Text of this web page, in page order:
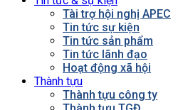
Tài trợ hội nghị APEC
Tin tức sự kiện
Tin tức sản phẩm
Tin tức lãnh đạo
Hoạt động xã hội
Thành tựu
Thành tựu công ty